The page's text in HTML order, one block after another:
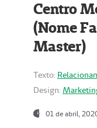
Centro
(Nome
Master)
Texto:
Design:
01 de abril,